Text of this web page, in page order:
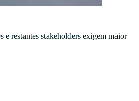
e restantes stakeholders exigem maior